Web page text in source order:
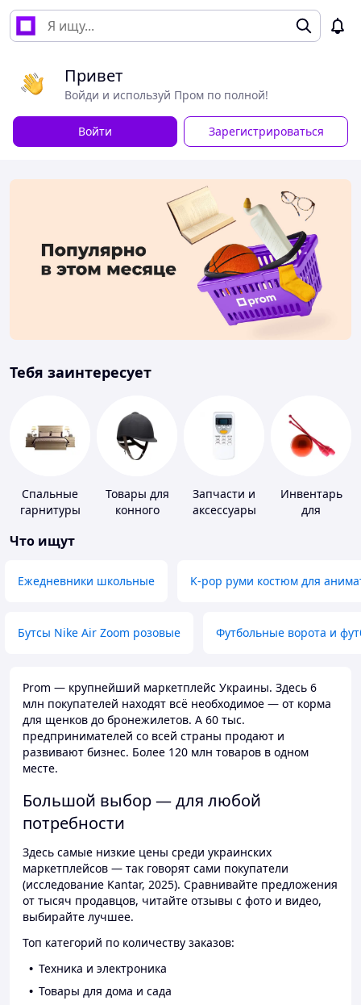
Привет
Войди и используй Пром по полной!
Войти Зарегистрироваться
Тебя заинтересует
Спальные
гарнитуры
Товары для
конного
Запчасти и
аксессуары
Инвентарь
для
Что ищут
Ежедневники школьные K-pop руми костюм для
Бутсы Nike Air Zoom розовые Футбольные ворота и
Prom — крупнейший маркетплейс Украины. Здесь 6
млн покупателей находят всё необходимое — от корма
для щенков до бронежилетов. А 60 тыс.
предпринимателей со всей страны продают и
развивают бизнес. Более 120 млн товаров в одном
месте.
Большой выбор — для любой
потребности
Здесь самые низкие цены среди украинских
маркетплейсов — так говорят сами покупатели
(исследование Kantar, 2025). Сравнивайте предложения
от тысяч продавцов, читайте отзывы с фото и видео,
выбирайте лучшее.
Топ категорий по количеству заказов:
Техника и электроника
Товары для дома и сада